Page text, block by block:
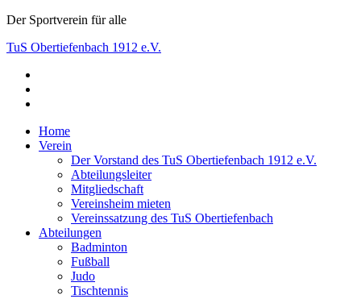
Skip
content
Der Sportverein für alle
TuS Obertiefenbach 1912 e.V.
Der Sportverein für alle
Home
Verein
Der Vorstand des TuS Obertiefenbach 1912 e.V.
Abteilungsleiter
Mitgliedschaft
Vereinsheim mieten
Vereinssatzung des TuS Obertiefenbach
Abteilungen
Badminton
Fußball
Judo
Tischtennis